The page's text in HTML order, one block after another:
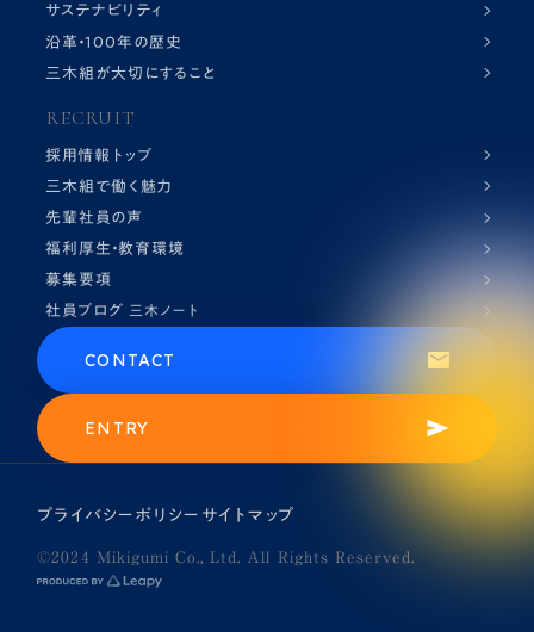
サステナビリティ
沿革・100年の歴史
三木組が大切にすること
RECRUIT
採用情報トップ
三木組で働く魅力
先輩社員の声
福利厚生・教育環境
募集要項
社員ブログ
三木ノート
CONTACT
ENTRY
プライバシーポリシー サイトマップ
©2024 Mikigumi Co., Ltd. All Rights Reserved.